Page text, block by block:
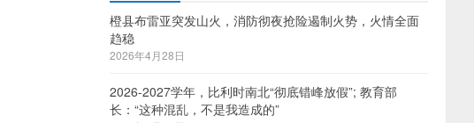
橙县布雷亚突发山火，消防彻夜抢险遏制火势，火情全面
趋稳
2026年4月28日
2026-2027学年，比利时南北“彻底错峰放假”; 教育部
长：“这种混乱，不是我造成的”